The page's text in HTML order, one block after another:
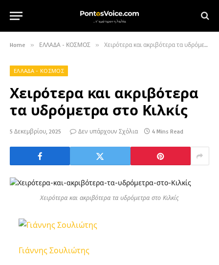
Home » ΕΛΛΑΔΑ - ΚΟΣΜΟΣ » Χειρότερα και ακριβότερα τα υδρόμετρα στο Κιλκίς
ΕΛΛΑΔΑ - ΚΟΣΜΟΣ
Χειρότερα και ακριβότερα
τα υδρόμετρα στο Κιλκίς
5 Δεκεμβρίου, 2025 Δεν υπάρχουν Σχόλια 4 Mins Read
Χειρότερα και ακριβότερα τα υδρόμετρα στο Κιλκίς
Γιάννης Σουλιώτης